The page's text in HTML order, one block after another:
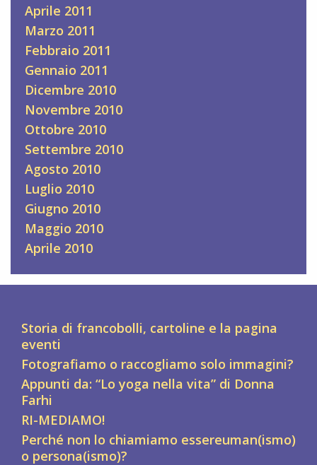
Aprile 2011
Marzo 2011
Febbraio 2011
Gennaio 2011
Dicembre 2010
Novembre 2010
Ottobre 2010
Settembre 2010
Agosto 2010
Luglio 2010
Giugno 2010
Maggio 2010
Aprile 2010
Storia di francobolli, cartoline e la pagina
eventi
Fotografiamo o raccogliamo solo immagini?
Appunti da: “Lo yoga nella vita” di Donna
Farhi
RI-MEDIAMO!
Perché non lo chiamiamo essereuman(ismo)
o persona(ismo)?